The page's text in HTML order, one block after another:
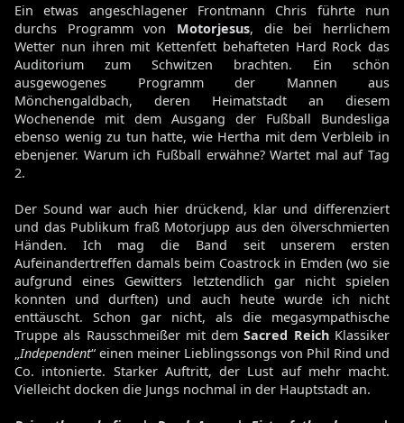
Ein etwas angeschlagener Frontmann Chris führte nun
durchs Programm von Motorjesus, die bei herrlichem
Wetter nun ihren mit Kettenfett behafteten Hard Rock das
Auditorium zum Schwitzen brachten. Ein schön
ausgewogenes Programm der Mannen aus
Mönchengaldbach, deren Heimatstadt an diesem
Wochenende mit dem Ausgang der Fußball Bundesliga
ebenso wenig zu tun hatte, wie Hertha mit dem Verbleib in
ebenjener. Warum ich Fußball erwähne? Wartet mal auf Tag
2.
Der Sound war auch hier drückend, klar und differenziert
und das Publikum fraß Motorjupp aus den ölverschmierten
Händen. Ich mag die Band seit unserem ersten
Aufeinandertreffen damals beim Coastrock in Emden (wo sie
aufgrund eines Gewitters letztendlich gar nicht spielen
konnten und durften) und auch heute wurde ich nicht
enttäuscht. Schon gar nicht, als die megasympathische
Truppe als Rausschmeißer mit demSacred ReichKlassiker
Independent“ einen meiner Lieblingssongs von Phil Rind und
Co. intonierte. Starker Auftritt, der Lust auf mehr macht.
Vielleicht docken die Jungs nochmal in der Hauptstadt an.